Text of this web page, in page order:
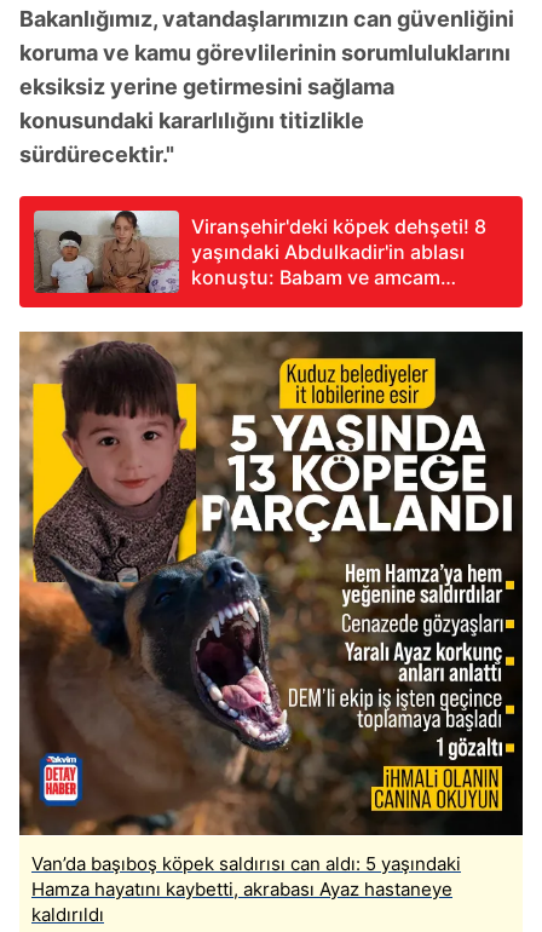
Bakanlığımız, vatandaşlarımızın can güvenliğini
koruma ve kamu görevlilerinin sorumluluklarını
eksiksiz yerine getirmesini sağlama
konusundaki kararlılığını titizlikle
sürdürecektir."
Viranşehir'deki köpek dehşeti! 8
yaşındaki Abdulkadir'in ablası
konuştu: Babam ve amcam
kardeşimi kurtardı
Van’da başıboş köpek saldırısı can aldı: 5 yaşındaki
Hamza hayatını kaybetti, akrabası Ayaz hastaneye
kaldırıldı